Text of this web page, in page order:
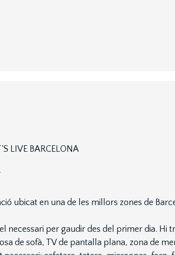
LIVE BARCELONA
ubicat en una de les millors zones de
necessari per gaudir des del primer dia.
de sofà, TV de pantalla plana, zona de